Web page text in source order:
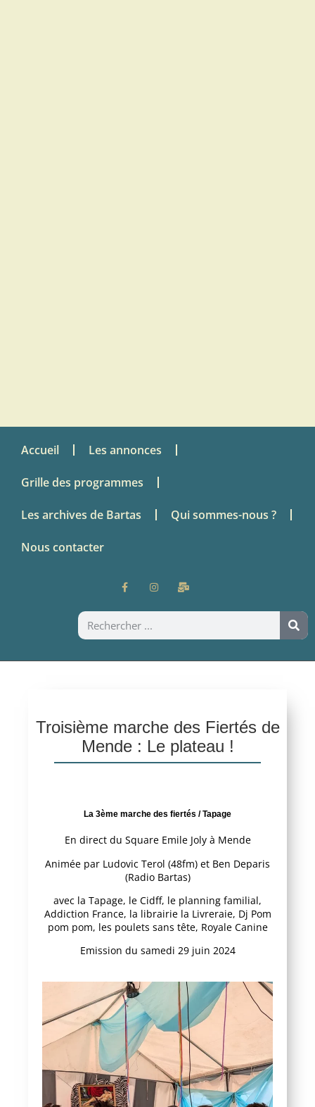
Accueil Les annonces
Grille des programmes
Les archives de Bartas Qui sommes-nous ?
Nous contacter
Troisième marche des Fiertés de
Mende : Le plateau !
La 3ème marche des fiertés / Tapage
En direct du Square Emile Joly à Mende
Animée par Ludovic Terol (48fm) et Ben Deparis
(Radio Bartas)
avec la Tapage, le Cidff, le planning familial,
Addiction France, la librairie la Livreraie, Dj Pom
pom pom, les poulets sans tête, Royale Canine
Emission du samedi 29 juin 2024